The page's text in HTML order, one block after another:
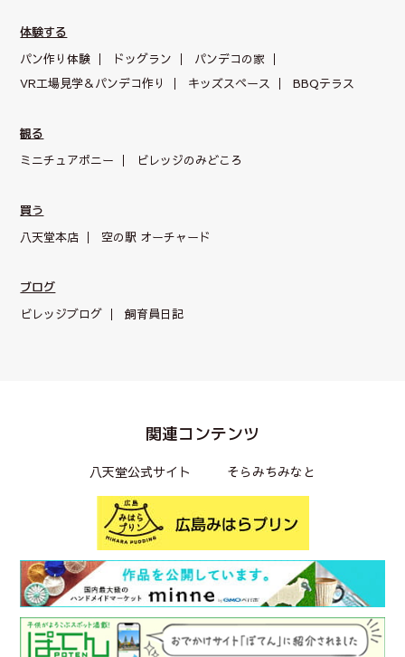
体験する
パン作り体験
ドッグラン
パンデコの家
VR工場見学＆パンデコ作り
キッズスペース BBQテラス
観る
ミニチュアポニー
ビレッジのみどころ
買う
八天堂本店
空の駅 オーチャード
ブログ
ビレッジブログ
飼育員日記
関連コンテンツ
八天堂公式サイト そらみちみなと